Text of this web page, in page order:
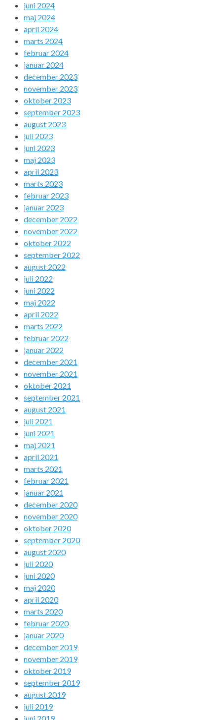
juni 2024
maj 2024
april 2024
marts 2024
februar 2024
januar 2024
december 2023
november 2023
oktober 2023
september 2023
august 2023
juli 2023
juni 2023
maj 2023
april 2023
marts 2023
februar 2023
januar 2023
december 2022
november 2022
oktober 2022
september 2022
august 2022
juli 2022
juni 2022
maj 2022
april 2022
marts 2022
februar 2022
januar 2022
december 2021
november 2021
oktober 2021
september 2021
august 2021
juli 2021
juni 2021
maj 2021
april 2021
marts 2021
februar 2021
januar 2021
december 2020
november 2020
oktober 2020
september 2020
august 2020
juli 2020
juni 2020
maj 2020
april 2020
marts 2020
februar 2020
januar 2020
december 2019
november 2019
oktober 2019
september 2019
august 2019
juli 2019